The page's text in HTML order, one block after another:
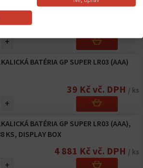
+
BATÉRIA GP SUPER LR03 (AAA)
39 Kč vč. DPH / ks
+
BATÉRIA GP SUPER LR03 (AAA),
KS, DISPLAY BOX
4 881 Kč vč. DPH / ks
+